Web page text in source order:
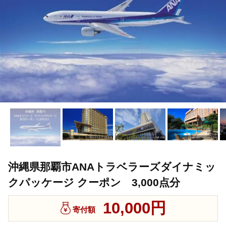
沖縄県那覇市ANAトラベラーズダイナミッ
クパッケージ クーポン 3,000点分
寄付額 10,000円